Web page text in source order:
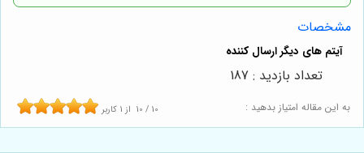
مشخصات
به این مقاله امتیاز بدهید : 10 / 10 از1 کاربر
تعداد بازدید : 187